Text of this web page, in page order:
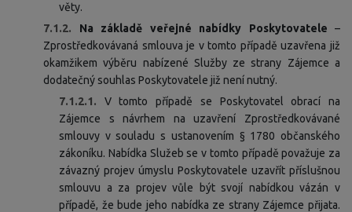
věty.
7.1.2.
Na základě veřejné nabídky Poskytovatele –
Zprostředkovávaná smlouva je v tomto případě uzavřena již
okamžikem výběru nabízené Služby ze strany Zájemce a
dodatečný souhlas Poskytovatele již není nutný.
7.1.2.1. V tomto případě se Poskytovatel obrací na
Zájemce s návrhem na uzavření Zprostředkovávané
smlouvy v souladu s ustanovením § 1780 občanského
zákoníku. Nabídka Služeb se v tomto případě považuje za
závazný projev úmyslu Poskytovatele uzavřít příslušnou
smlouvu a za projev vůle být svojí nabídkou vázán v
případě, že bude jeho nabídka ze strany Zájemce přijata.